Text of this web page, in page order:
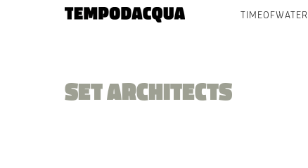
TIMEOFWATER
SET ARCHITECTS